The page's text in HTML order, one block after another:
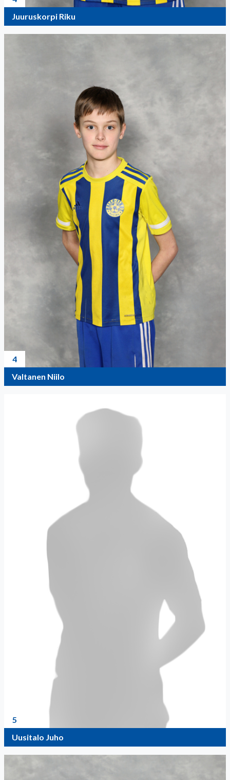
Juuruskorpi Riku
4
Valtanen Niilo
5
Uusitalo Juho